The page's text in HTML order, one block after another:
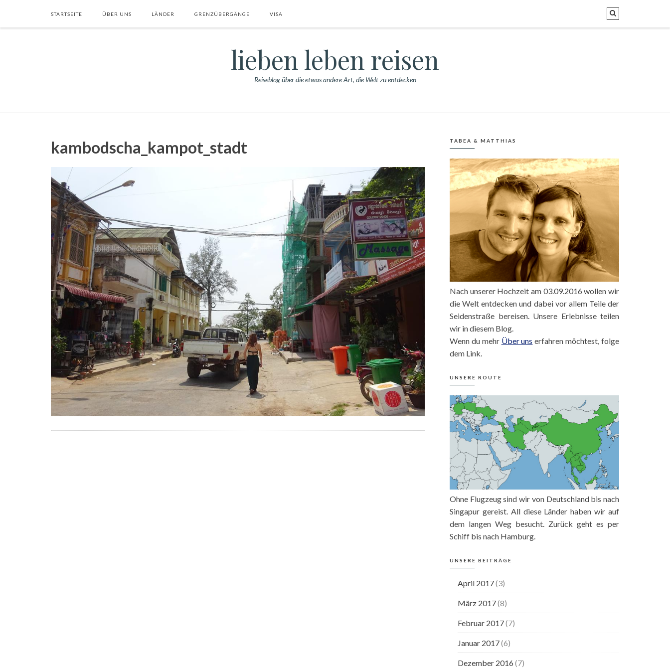
STARTSEITE ÜBER UNS LÄNDER GRENZÜBERGÄNGE VISA
lieben leben reisen
Reiseblog über die etwas andere Art, die Welt zu entdecken
kambodscha_kampot_stadt TABEA & MATTHIAS
Nach unserer Hochzeit am 03.09.2016 wollen wir
die Welt entdecken und dabei vor allem Teile der
Seidenstraße bereisen. Unsere Erlebnisse teilen
wir in diesem Blog.
Wenn du mehr Über uns erfahren möchtest, folge
dem Link.
UNSERE ROUTE
Ohne Flugzeug sind wir von Deutschland bis nach
Singapur gereist. All diese Länder haben wir auf
dem langen Weg besucht. Zurück geht es per
Schiff bis nach Hamburg.
UNSERE BEITRÄGE
April 2017(3)
März 2017(8)
Februar 2017(7)
Januar 2017(6)
Dezember 2016 (7)